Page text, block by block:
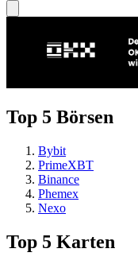
Top 5 Börsen
Bybit
PrimeXBT
Binance
Phemex
Nexo
Top 5 Karten